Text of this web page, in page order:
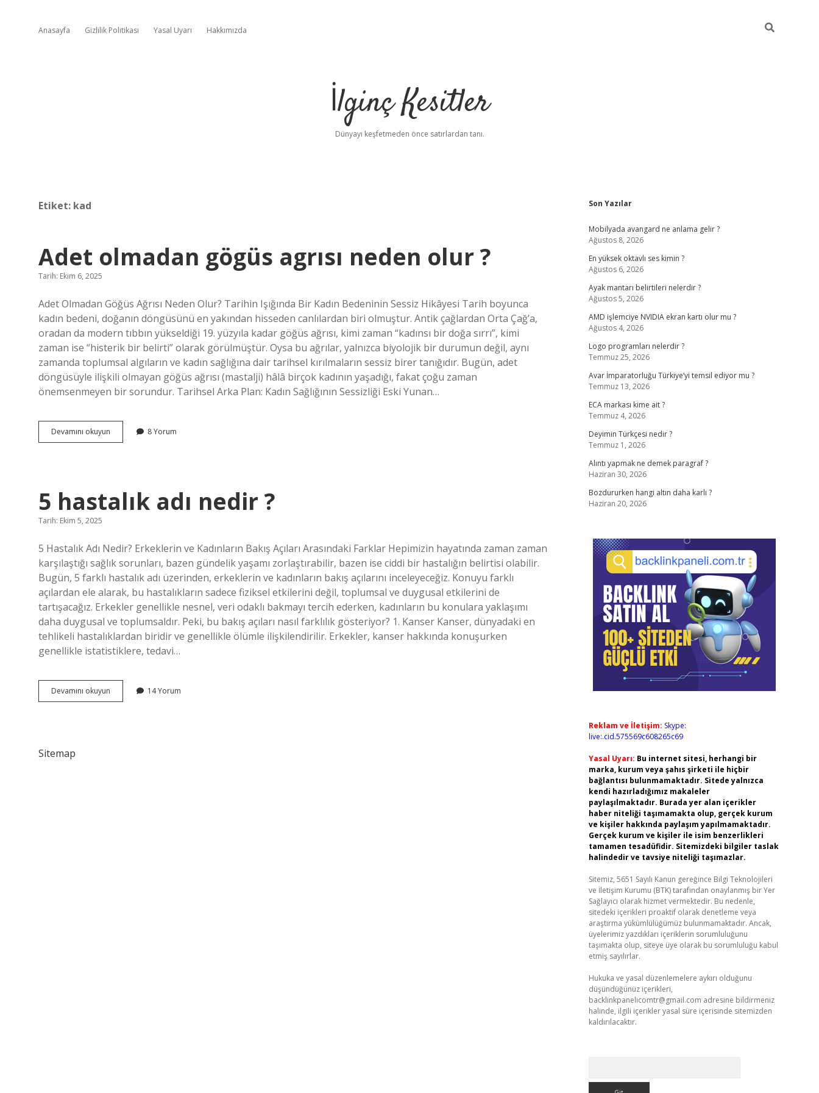
Anasayfa Gizlilik Politikası Yasal Uyarı Hakkımızda
İlginç Kesitler
Dünyayı keşfetmeden önce satırlardan tanı.
Etiket: kad
Adet olmadan gögüs agrısı neden olur ?
Tarih: Ekim 6, 2025
Adet Olmadan Göğüs Ağrısı Neden Olur? Tarihin Işığında Bir Kadın Bedeninin Sessiz Hikâyesi Tarih boyunca
kadın bedeni, doğanın döngüsünü en yakından hisseden canlılardan biri olmuştur. Antik çağlardan Orta Çağ’a,
oradan da modern tıbbın yükseldiği 19. yüzyıla kadar göğüs ağrısı, kimi zaman “kadınsı bir doğa sırrı”, kimi
zaman ise “histerik bir belirti” olarak görülmüştür. Oysa bu ağrılar, yalnızca biyolojik bir durumun değil, aynı
zamanda toplumsal algıların ve kadın sağlığına dair tarihsel kırılmaların sessiz birer tanığıdır. Bugün, adet
döngüsüyle ilişkili olmayan göğüs ağrısı (mastalji) hâlâ birçok kadının yaşadığı, fakat çoğu zaman
önemsenmeyen bir sorundur. Tarihsel Arka Plan: Kadın Sağlığının Sessizliği Eski Yunan…
Devamını okuyun
olmadan
?
8 Yorum
5 hastalık adı nedir ?
Tarih: Ekim 5, 2025
5 Hastalık Adı Nedir? Erkeklerin ve Kadınların Bakış Açıları Arasındaki Farklar Hepimizin hayatında zaman zaman
karşılaştığı sağlık sorunları, bazen gündelik yaşamı zorlaştırabilir, bazen ise ciddi bir hastalığın belirtisi olabilir.
Bugün, 5 farklı hastalık adı üzerinden, erkeklerin ve kadınların bakış açılarını inceleyeceğiz. Konuyu farklı
açılardan ele alarak, bu hastalıkların sadece fiziksel etkilerini değil, toplumsal ve duygusal etkilerini de
tartışacağız. Erkekler genellikle nesnel, veri odaklı bakmayı tercih ederken, kadınların bu konulara yaklaşımı
daha duygusal ve toplumsaldır. Peki, bu bakış açıları nasıl farklılık gösteriyor? 1. Kanser Kanser, dünyadaki en
tehlikeli hastalıklardan biridir ve genellikle ölümle ilişkilendirilir. Erkekler, kanser hakkında konuşurken
genellikle istatistiklere, tedavi…
Devamını okuyun
hastalık
14 Yorum
Sitemap
Sidebar
Son Yazılar
Mobilyada avangard ne anlama gelir ?
Ağustos 8, 2026
En yüksek oktavlı ses kimin ?
Ağustos 6, 2026
Ayak mantarı belirtileri nelerdir ?
Ağustos 5, 2026
AMD işlemciye NVIDIA ekran kartı olur mu ?
Ağustos 4, 2026
Logo programları nelerdir ?
Temmuz 25, 2026
Avar İmparatorluğu Türkiye’yi temsil ediyor mu ?
Temmuz 13, 2026
ECA markası kime ait ?
Temmuz 4, 2026
Deyimin Türkçesi nedir ?
Temmuz 1, 2026
Alıntı yapmak ne demek paragraf ?
Haziran 30, 2026
Bozdururken hangi altın daha karlı ?
Haziran 20, 2026
Reklam ve İletişim: Skype:
live:.cid.575569c608265c69
Yasal Uyarı: Bu internet sitesi, herhangi bir
marka, kurum veya şahıs şirketi ile hiçbir
bağlantısı bulunmamaktadır. Sitede yalnızca
kendi hazırladığımız makaleler
paylaşılmaktadır. Burada yer alan içerikler
haber niteliği taşımamakta olup, gerçek kurum
ve kişiler hakkında paylaşım yapılmamaktadır.
Gerçek kurum ve kişiler ile isim benzerlikleri
tamamen tesadüfidir. Sitemizdeki bilgiler taslak
halindedir ve tavsiye niteliği taşımazlar.
Sitemiz, 5651 Sayılı Kanun gereğince Bilgi Teknolojileri
ve İletişim Kurumu (BTK) tarafından onaylanmış bir Yer
Sağlayıcı olarak hizmet vermektedir. Bu nedenle,
sitedeki içerikleri proaktif olarak denetleme veya
araştırma yükümlülüğümüz bulunmamaktadır. Ancak,
üyelerimiz yazdıkları içeriklerin sorumluluğunu
taşımakta olup, siteye üye olarak bu sorumluluğu kabul
etmiş sayılırlar.
Hukuka ve yasal düzenlemelere aykırı olduğunu
düşündüğünüz içerikleri,
backlinkpanelicomtr@gmail.com adresine bildirmeniz
halinde, ilgili içerikler yasal süre içerisinde sitemizden
kaldırılacaktır.